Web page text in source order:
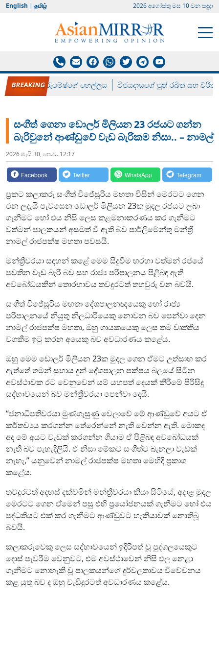
English | தமிழ் 2026 අගෝස්‍තු මස 10 වන සඳුදා
රන් ගෙනා රුමේෂ්ගේ හෙල්ලය විජයදාසගේ පුත් රඛිත සහ චරිත්
සංගීත් ගෙනා ඩොලර් මිලියන 23 රජයට ගන්න
බැරිවුනේ ආණ්ඩුවේ වැඩ බැරිකම නිසා.. – නාමල්
2026 මැයි 30, පෙ.ව. 12:17
Facebook Twitter WhatsApp Telegram
ප්‍රකට කලාකරු සංගීත් විජේසූරිය මහතා විසින් මෙරටට ගෙන
එන ලදැයි පැවසෙන ඩොලර් මිලියන 23ක මුදල රජයට ලබා
ගැනීමට හෝ එය නිසි ලෙස කළමනාකරණය කර ගැනීමට
වත්මන් පාලකයන් අසමත් වී ඇති බව පාර්ලිමේන්තු මන්ත්‍රී
නාමල් රාජපක්ෂ මහතා පවසයි.
මන්ත්‍රීවරයා සඳහන් කළේ මෙම සිදුවීම හරහා වත්මන් රජයේ
පවතින වැඩ බැරි බව සහ රාජ්‍ය පරිපාලනය පිළිබඳ ඇති
අවබෝධයකින් තොරභාවය තවදුරටත් තහවුරු වන බවයි.
සංගීත් විජේසූරිය මහතා දේශපාලනඥයෙකු හෝ රාජ්‍ය
පරිපාලනයේ නියුතු නිලධාරියෙකු නොවන බව පෙන්වා දෙන
නාමල් රාජපක්ෂ මහතා, ඔහු ගායකයෙකු ලෙස තම වෘත්තීය
වගකීම ඉටු කරන අයෙකු බව අවධාරණය කළේය.
ඔහු මෙම ඩොලර් මිලියන 23ක මුදල ගෙන ඒමට උත්සාහ කර
ඇත්තේ තමන් සහාය දුන් දේශපාලන පක්ෂය බලයේ සිටින
අවස්ථාවක රට වෙනුවෙන් යම් යහපත් දෙයක් කිරීමේ පිරිසිදු
සද්භාවයෙන් බව මන්ත්‍රීවරයා පෙන්වා දෙයි.
“ජනාධිපතිවරයා මුණගැසුණු වෙලාවේ මේ ආණ්ඩුවේ අයට ඒ
කර්තව්‍යය කරගන්න තේරෙන්නේ නැති වෙන්න ඇති. මොකද
අද මේ අයට වැඩක් කරගන්න ගියාම ඒ පිළිබඳ අවබෝධයක්
නැති බව පැහැදිලියි. ඒ නිසා මේකට සංගීත්ට බැනලා වැඩක්
නැහැ,” යනුවෙන් නාමල් රාජපක්ෂ මහතා මෙහිදී ප්‍රකාශ
කළේය.
තවදුරටත් අදහස් දක්වමින් මන්ත්‍රීවරයා කියා සිටියේ, අදාළ මුදල
මෙරටට ගෙන ඒමෙන් පසු එහි ප්‍රයෝජනයක් ගැනීමට හෝ එය
පද්ධතියට එක් කර ගැනීමට ආණ්ඩුවට හැකියාවක් නොතිබූ
බවයි.
කලාකරුවෙකු ලෙස සද්භාවයෙන් ඉදිරිපත් වූ පුද්ගලයෙකුට
දොස් පැවරීම වෙනුවට, එම අවස්ථාවෙන් නිසි ඵල නෙළා
ගැනීමට නොහැකි වූ පාලකයන්ගේ දුර්වලතාවය විවේචනය
කළ යුතු බව ද ඔහු වැඩිදුරටත් අවධාරණය කළේය.